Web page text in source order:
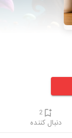
2
دنبال کننده